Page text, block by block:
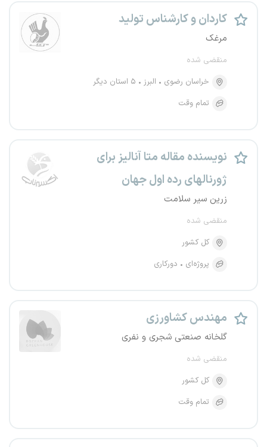
کاردان و کارشناس تولید
مرغک
منقضی شده
خراسان رضوی
البرز
۵ استان دیگر
تمام وقت
نویسنده مقاله متا آنالیز برای
ژورنالهای رده اول جهان
زرین سیر سلامت
منقضی شده
کل کشور
پروژه‌ای
دورکاری
مهندس کشاورزی
گلخانه صنعتی شجری و نفری
منقضی شده
کل کشور
تمام وقت